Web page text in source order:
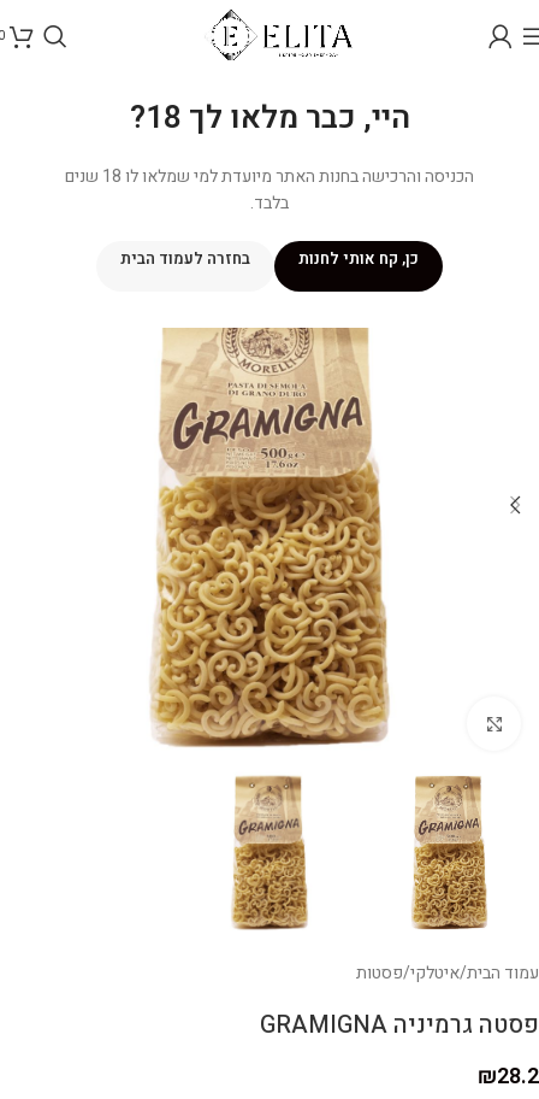
היי, כבר מלאו לך 18?
הכניסה והרכישה בחנות האתר מיועדת למי שמלאו לו 18 שנים
בלבד.
כן, קח אותי לחנות בחזרה לעמוד הבית
לחצו להגדלה
עמוד הבית/איטלקי/פסטות
פסטה גרמיניה GRAMIGNA
₪28.2